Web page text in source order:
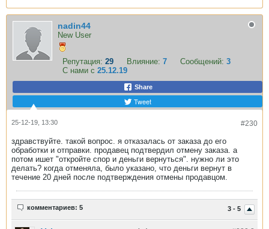
nadin44
New User
Репутация: 29 Влияние: 7 Сообщений: 3
С нами с 25.12.19
Share
Tweet
#230
25-12-19, 13:30
здравствуйте. такой вопрос. я отказалась от заказа до его
обработки и отправки. продавец подтвердил отмену заказа. а
потом ишет "откройте спор и деньги вернуться". нужно ли это
делать? когда отменяла, было указано, что деньги вернут в
течение 20 дней после подтверждения отмены продавцом.
3 - 5
комментариев: 5